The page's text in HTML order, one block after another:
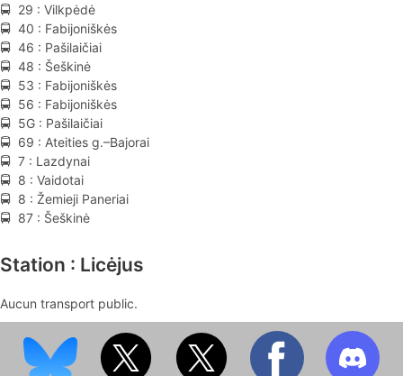
🚍 29 : Vilkpėdė
🚍 40 : Fabijoniškės
🚍 46 : Pašilaičiai
🚍 48 : Šeškinė
🚍 53 : Fabijoniškės
🚍 56 : Fabijoniškės
🚍 5G : Pašilaičiai
🚍 69 : Ateities g.–Bajorai
🚍 7 : Lazdynai
🚍 8 : Vaidotai
🚍 8 : Žemieji Paneriai
🚍 87 : Šeškinė
Station : Licėjus
Aucun transport public.